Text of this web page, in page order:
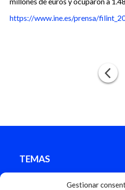
Gestionar
https://www.ine.es/prensa/
TEMAS